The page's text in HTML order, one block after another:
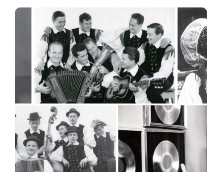
narodnozabavne glasbe od blizu in daleč.
Organizator dveh prijetnih uric je...